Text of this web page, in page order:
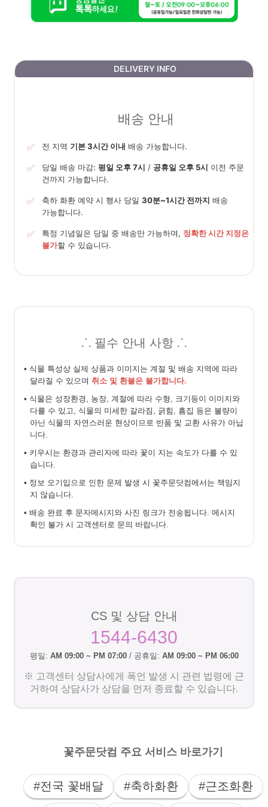
DELIVERY INFO
배송 안내
✅ 전 지역 기본 3시간 이내 배송 가능합니다.
✅ 당일 배송 마감: 평일 오후 7시 / 공휴일 오후 5시 이전 주문
건까지 가능합니다.
✅ 축하 화환 예약 시 행사 당일 30분~1시간 전까지 배송
가능합니다.
✅ 특정 기념일은 당일 중 배송만 가능하며, 정확한 시간 지정은
불가할 수 있습니다.
⸫ 필수 안내 사항 ⸫
• 식물 특성상 실제 상품과 이미지는 계절 및 배송 지역에 따라
달라질 수 있으며 취소 및 환불은 불가합니다.
• 식물은 성장환경, 농장, 계절에 따라 수형, 크기등이 이미지와
다를 수 있고, 식물의 미세한 갈라짐, 긁힘, 흠집 등은 불량이
아닌 식물의 자연스러운 현상이므로 반품 및 교환 사유가 아닙
니다.
• 키우시는 환경과 관리자에 따라 꽃이 지는 속도가 다를 수 있
습니다.
• 정보 오기입으로 인한 문제 발생 시 꽃주문닷컴에서는 책임지
지 않습니다.
• 배송 완료 후 문자메시지와 사진 링크가 전송됩니다. 메시지
확인 불가 시 고객센터로 문의 바랍니다.
CS 및 상담 안내
1544-6430
평일: AM 09:00 ~ PM 07:00 / 공휴일: AM 09:00 ~ PM 06:00
※ 고객센터 상담사에게 폭언 발생 시 관련 법령에 근
거하여 상담사가 상담을 먼저 종료할 수 있습니다.
꽃주문닷컴 주요 서비스 바로가기
#전국 꽃배달 #축하화환 #근조화환